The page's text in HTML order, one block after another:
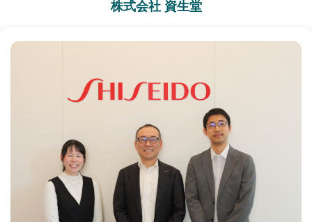
株式会社 資生堂